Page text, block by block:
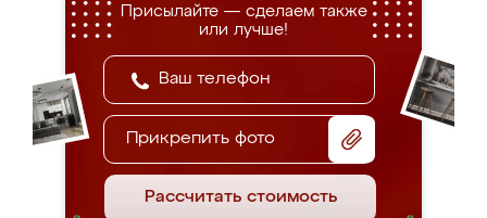
Присылайте — сделаем также
или лучше!
Прикрепить фото
Рассчитать стоимость